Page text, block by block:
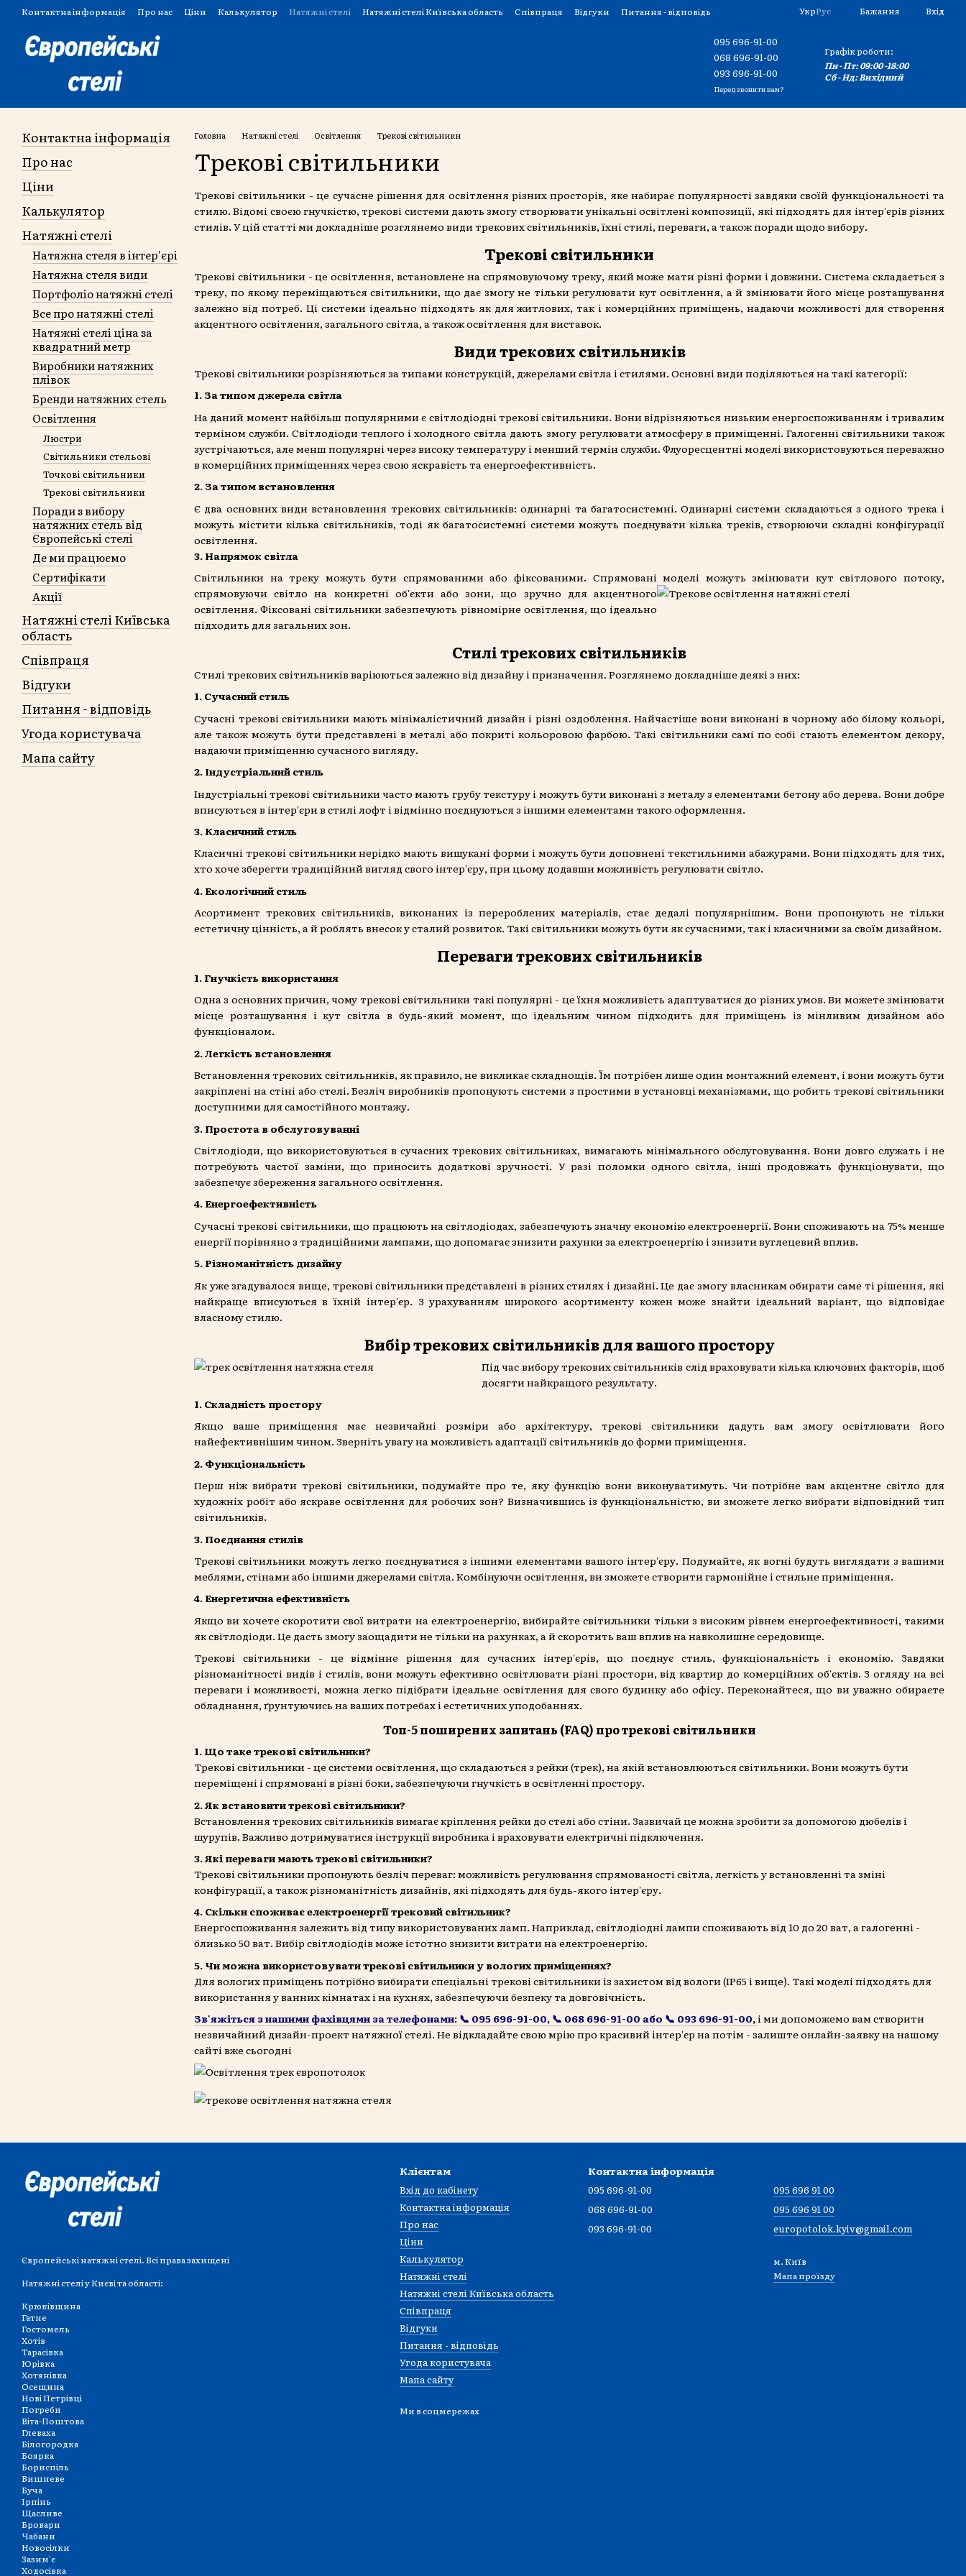
Перейти до основного контенту
Контактна інформація Про нас Ціни Калькулятор Натяжні стелі Натяжні стелі Київська область Співпраця Відгуки
Питання - відповідь
УкрРус Бажання Вхід
095 696-91-00
068 696-91-00
093 696-91-00
Передзвонити вам?
Графік роботи:
Пн - Пт: 09:00 -18:00
Сб - Нд: Вихідний
Головна Натяжні стелі Освітлення Трекові світильники
Трекові світильники
Трекові світильники - це сучасне рішення для освітлення різних просторів, яке набирає популярності завдяки своїй функціональності та
стилю. Відомі своєю гнучкістю, трекові системи дають змогу створювати унікальні освітлені композиції, які підходять для інтер'єрів різних
стилів. У цій статті ми докладніше розглянемо види трекових світильників, їхні стилі, переваги, а також поради щодо вибору.
Трекові світильники
Трекові світильники - це освітлення, встановлене на спрямовуючому треку, який може мати різні форми і довжини. Система складається з
треку, по якому переміщаються світильники, що дає змогу не тільки регулювати кут освітлення, а й змінювати його місце розташування
залежно від потреб. Ці системи ідеально підходять як для житлових, так і комерційних приміщень, надаючи можливості для створення
акцентного освітлення, загального світла, а також освітлення для виставок.
Види трекових світильників
Трекові світильники розрізняються за типами конструкцій, джерелами світла і стилями. Основні види поділяються на такі категорії:
1. За типом джерела світла
На даний момент найбільш популярними є світлодіодні трекові світильники. Вони відрізняються низьким енергоспоживанням і тривалим
терміном служби. Світлодіоди теплого і холодного світла дають змогу регулювати атмосферу в приміщенні. Галогенні світильники також
зустрічаються, але менш популярні через високу температуру і менший термін служби. Флуоресцентні моделі використовуються переважно
в комерційних приміщеннях через свою яскравість та енергоефективність.
2. За типом встановлення
Є два основних види встановлення трекових світильників: одинарні та багатосистемні. Одинарні системи складаються з одного трека і
можуть містити кілька світильників, тоді як багатосистемні системи можуть поєднувати кілька треків, створюючи складні конфігурації
освітлення.
3. Напрямок світла
Світильники на треку можуть бути спрямованими або фіксованими. Спрямовані моделі можуть змінювати кут світлового потоку,
спрямовуючи світло на конкретні об'єкти або зони, що зручно для акцентного
освітлення. Фіксовані світильники забезпечують рівномірне освітлення, що ідеально
підходить для загальних зон.
Стилі трекових світильників
Стилі трекових світильників варіюються залежно від дизайну і призначення. Розглянемо докладніше деякі з них:
1. Сучасний стиль
Сучасні трекові світильники мають мінімалістичний дизайн і різні оздоблення. Найчастіше вони виконані в чорному або білому кольорі,
але також можуть бути представлені в металі або покриті кольоровою фарбою. Такі світильники самі по собі стають елементом декору,
надаючи приміщенню сучасного вигляду.
2. Індустріальний стиль
Індустріальні трекові світильники часто мають грубу текстуру і можуть бути виконані з металу з елементами бетону або дерева. Вони добре
вписуються в інтер'єри в стилі лофт і відмінно поєднуються з іншими елементами такого оформлення.
3. Класичний стиль
Класичні трекові світильники нерідко мають вишукані форми і можуть бути доповнені текстильними абажурами. Вони підходять для тих,
хто хоче зберегти традиційний вигляд свого інтер'єру, при цьому додавши можливість регулювати світло.
4. Екологічний стиль
Асортимент трекових світильників, виконаних із перероблених матеріалів, стає дедалі популярнішим. Вони пропонують не тільки
естетичну цінність, а й роблять внесок у сталий розвиток. Такі світильники можуть бути як сучасними, так і класичними за своїм дизайном.
Переваги трекових світильників
1. Гнучкість використання
Одна з основних причин, чому трекові світильники такі популярні - це їхня можливість адаптуватися до різних умов. Ви можете змінювати
місце розташування і кут світла в будь-який момент, що ідеальним чином підходить для приміщень із мінливим дизайном або
функціоналом.
2. Легкість встановлення
Встановлення трекових світильників, як правило, не викликає складнощів. Їм потрібен лише один монтажний елемент, і вони можуть бути
закріплені на стіні або стелі. Безліч виробників пропонують системи з простими в установці механізмами, що робить трекові світильники
доступними для самостійного монтажу.
3. Простота в обслуговуванні
Світлодіоди, що використовуються в сучасних трекових світильниках, вимагають мінімального обслуговування. Вони довго служать і не
потребують частої заміни, що приносить додаткові зручності. У разі поломки одного світла, інші продовжать функціонувати, що
забезпечує збереження загального освітлення.
4. Енергоефективність
Сучасні трекові світильники, що працюють на світлодіодах, забезпечують значну економію електроенергії. Вони споживають на 75% менше
енергії порівняно з традиційними лампами, що допомагає знизити рахунки за електроенергію і знизити вуглецевий вплив.
5. Різноманітність дизайну
Як уже згадувалося вище, трекові світильники представлені в різних стилях і дизайні. Це дає змогу власникам обирати саме ті рішення, які
найкраще вписуються в їхній інтер'єр. З урахуванням широкого асортименту кожен може знайти ідеальний варіант, що відповідає
власному стилю.
Вибір трекових світильників для вашого простору
Під час вибору трекових світильників слід враховувати кілька ключових факторів, щоб
досягти найкращого результату.
1. Складність простору
Якщо ваше приміщення має незвичайні розміри або архітектуру, трекові світильники дадуть вам змогу освітлювати його
найефективнішим чином. Зверніть увагу на можливість адаптації світильників до форми приміщення.
2. Функціональність
Перш ніж вибрати трекові світильники, подумайте про те, яку функцію вони виконуватимуть. Чи потрібне вам акцентне світло для
художніх робіт або яскраве освітлення для робочих зон? Визначившись із функціональністю, ви зможете легко вибрати відповідний тип
світильників.
3. Поєднання стилів
Трекові світильники можуть легко поєднуватися з іншими елементами вашого інтер'єру. Подумайте, як вогні будуть виглядати з вашими
меблями, стінами або іншими джерелами світла. Комбінуючи освітлення, ви зможете створити гармонійне і стильне приміщення.
4. Енергетична ефективність
Якщо ви хочете скоротити свої витрати на електроенергію, вибирайте світильники тільки з високим рівнем енергоефективності, такими
як світлодіоди. Це дасть змогу заощадити не тільки на рахунках, а й скоротить ваш вплив на навколишнє середовище.
Трекові світильники - це відмінне рішення для сучасних інтер'єрів, що поєднує стиль, функціональність і економію. Завдяки
різноманітності видів і стилів, вони можуть ефективно освітлювати різні простори, від квартир до комерційних об'єктів. З огляду на всі
переваги і можливості, можна легко підібрати ідеальне освітлення для свого будинку або офісу. Переконайтеся, що ви уважно обираєте
обладнання, ґрунтуючись на ваших потребах і естетичних уподобаннях.
Топ-5 поширених запитань (FAQ) про трекові світильники
1. Що таке трекові світильники?
Трекові світильники - це системи освітлення, що складаються з рейки (трек), на якій встановлюються світильники. Вони можуть бути
переміщені і спрямовані в різні боки, забезпечуючи гнучкість в освітленні простору.
2. Як встановити трекові світильники?
Встановлення трекових світильників вимагає кріплення рейки до стелі або стіни. Зазвичай це можна зробити за допомогою дюбелів і
шурупів. Важливо дотримуватися інструкції виробника і враховувати електричні підключення.
3. Які переваги мають трекові світильники?
Трекові світильники пропонують безліч переваг: можливість регулювання спрямованості світла, легкість у встановленні та зміні
конфігурації, а також різноманітність дизайнів, які підходять для будь-якого інтер'єру.
4. Скільки споживає електроенергії трековий світильник?
Енергоспоживання залежить від типу використовуваних ламп. Наприклад, світлодіодні лампи споживають від 10 до 20 ват, а галогенні -
близько 50 ват. Вибір світлодіодів може істотно знизити витрати на електроенергію.
5. Чи можна використовувати трекові світильники у вологих приміщеннях?
Для вологих приміщень потрібно вибирати спеціальні трекові світильники із захистом від вологи (IP65 і вище). Такі моделі підходять для
використання у ванних кімнатах і на кухнях, забезпечуючи безпеку та довговічність.
Зв'яжіться з нашими фахівцями за телефонами: 📞 095 696-91-00, 📞 068 696-91-00 або 📞 093 696-91-00, і ми допоможемо вам створити
незвичайний дизайн-проект натяжної стелі. Не відкладайте свою мрію про красивий інтер'єр на потім - залиште онлайн-заявку на нашому
сайті вже сьогодні
Контактна інформація
Про нас
Ціни
Калькулятор
Натяжні стелі
Натяжна стеля в інтер'єрі
Натяжна стеля види
Портфоліо натяжні стелі
Все про натяжні стелі
Натяжні стелі ціна за
квадратний метр
Виробники натяжних
плівок
Бренди натяжних стель
Освітлення
Люстри
Світильники стельові
Точкові світильники
Трекові світильники
Поради з вибору
натяжних стель від
Європейські стелі
Де ми працюємо
Сертифікати
Акції
Натяжні стелі Київська
область
Співпраця
Відгуки
Питання - відповідь
Угода користувача
Мапа сайту
Європейські натяжні стелі. Всі права захищені
Натяжні стелі у Києві та області:
Крюківщина
Гатне
Гостомель
Хотів
Тарасівка
Юрівка
Хотянівка
Осещина
Нові Петрівці
Погреби
Віта-Поштова
Глеваха
Білогородка
Боярка
Бориспіль
Вишневе
Буча
Ірпінь
Щасливе
Бровари
Чабани
Новосілки
Зазим'є
Ходосівка
Клієнтам
Вхід до кабінету
Контактна інформація
Про нас
Ціни
Калькулятор
Натяжні стелі
Натяжні стелі Київська область
Співпраця
Відгуки
Питання - відповідь
Угода користувача
Мапа сайту
Ми в соцмережах
Контактна інформація
095 696-91-00
068 696-91-00
093 696-91-00
095 696 91 00
095 696 91 00
europotolok.kyiv@gmail.com
м. Київ
Мапа проїзду